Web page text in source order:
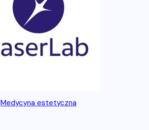
Medycyna estetyczna